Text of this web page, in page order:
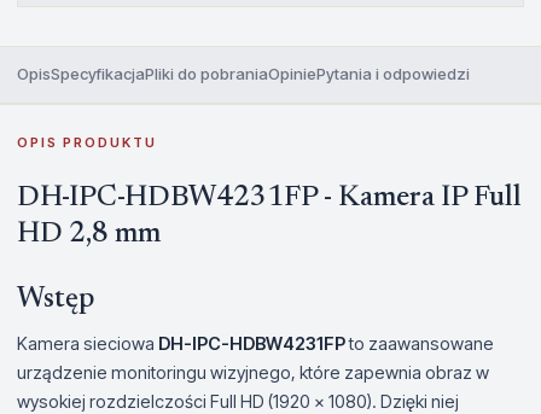
OpisSpecyfikacjaPliki do pobraniaOpiniePytania i odpowiedzi
OPIS PRODUKTU
DH-IPC-HDBW4231FP - Kamera IP Full
HD 2,8 mm
Wstęp
Kamera sieciowa DH-IPC-HDBW4231FPto zaawansowane
urządzenie monitoringu wizyjnego, które zapewnia obraz w
wysokiej rozdzielczości Full HD (1920 x 1080). Dzięki niej